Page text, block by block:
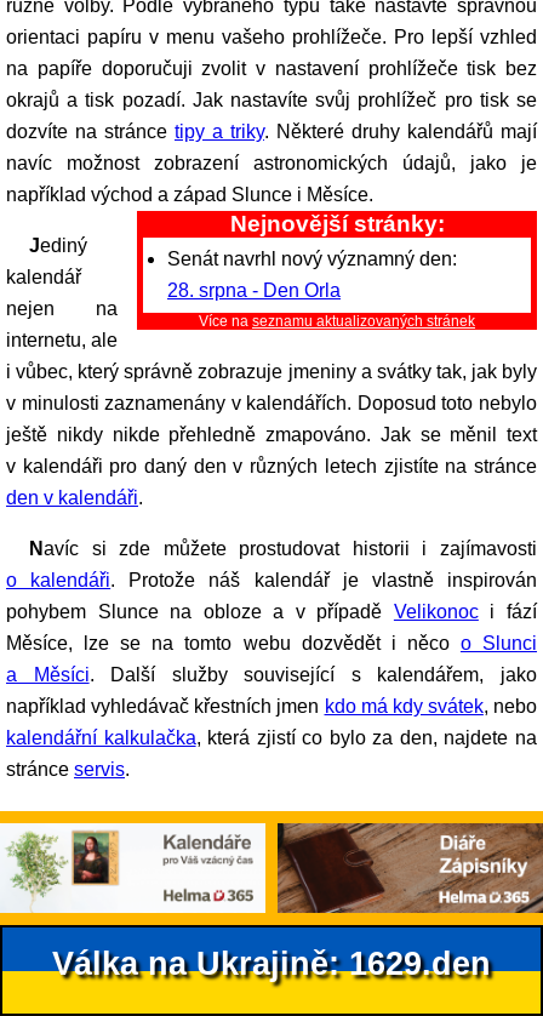
různé volby. Podle vybraného typu také nastavte správnou
orientaci papíru v menu vašeho prohlížeče. Pro lepší vzhled
na papíře doporučuji zvolit v nastavení prohlížeče tisk bez
okrajů a tisk pozadí. Jak nastavíte svůj prohlížeč pro tisk se
dozvíte na stránce tipy a triky. Některé druhy kalendářů mají
navíc možnost zobrazení astronomických údajů, jako je
například východ a západ Slunce i Měsíce.
Nejnovější stránky:
Senát navrhl nový významný den:
28. srpna - Den Orla
Více na seznamu aktualizovaných stránek
Jediný
kalendář
nejen na
internetu, ale
i vůbec, který správně zobrazuje jmeniny a svátky tak, jak byly
v minulosti zaznamenány v kalendářích. Doposud toto nebylo
ještě nikdy nikde přehledně zmapováno. Jak se měnil text
v kalendáři pro daný den v různých letech zjistíte na stránce
den v kalendáři.
Navíc si zde můžete prostudovat historii i zajímavosti
o kalendáři. Protože náš kalendář je vlastně inspirován
pohybem Slunce na obloze a v případě Velikonoci fází
Měsíce, lze se na tomto webu dozvědět i něco o Slunci
a Měsíci. Další služby související s kalendářem, jako
například vyhledávač křestních jmen kdo má kdy svátek, nebo
kalendářní kalkulačka, která zjistí co bylo za den, najdete na
stránce servis.
Válka na Ukrajině: 1629.den